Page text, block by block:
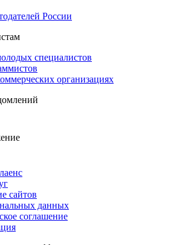
России
специалистов
организациях
сайтов
данных
соглашение